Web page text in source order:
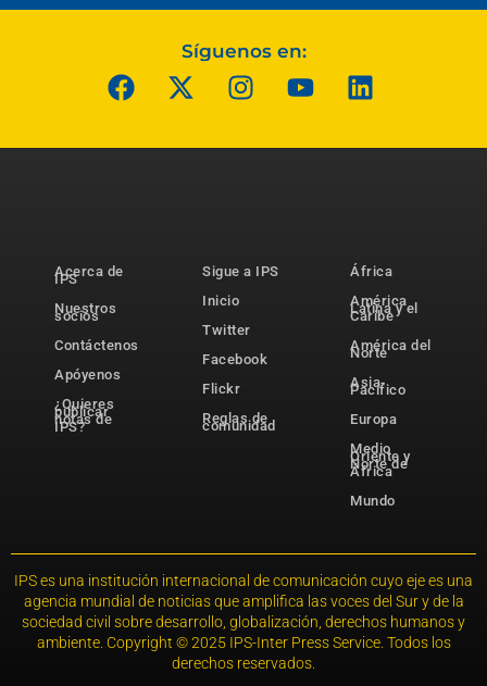
Síguenos en:
Acerca de
IPS
Nuestros
socios
Contáctenos
Apóyenos
¿Quieres
publicar
notas de
IPS?
Sigue a IPS
Inicio
Twitter
Facebook
Flickr
Reglas de
comunidad
África
América
Latina y el
Caribe
América del
Norte
Asia-
Pacífico
Europa
Medio
Oriente y
Norte de
África
Mundo
IPS es una institución internacional de comunicación cuyo eje es una
agencia mundial de noticias que amplifica las voces del Sur y de la
sociedad civil sobre desarrollo, globalización, derechos humanos y
ambiente. Copyright © 2025 IPS-Inter Press Service. Todos los
derechos reservados.